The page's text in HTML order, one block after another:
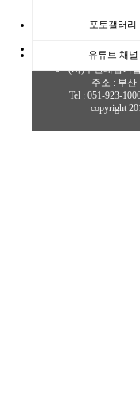
포토갤러리
유튜브 채널
(사)부산대첩기
주소 : 부산
Tel : 051-923-
copyright